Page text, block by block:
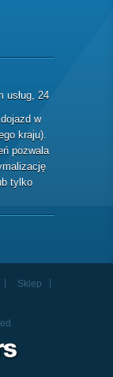
usług, 24
w
kraju).
pozwala
tylko
Sklep